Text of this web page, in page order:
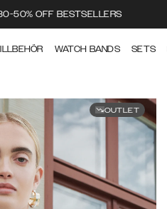
50% OFF BESTSELLERS
WATCH BANDS SETS
OUTLET